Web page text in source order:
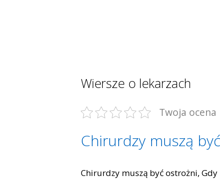
Wiersze o lekarzach
Twoja ocena
Chirurdzy muszą
Chirurdzy muszą być ostrożni,